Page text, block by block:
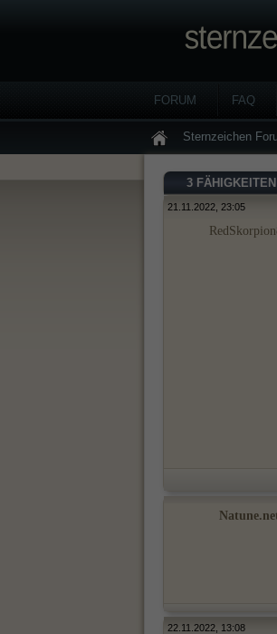
FORUM FAQ
Sternzeichen
3
21.11.2022, 23:05
22.11.2022, 13:08